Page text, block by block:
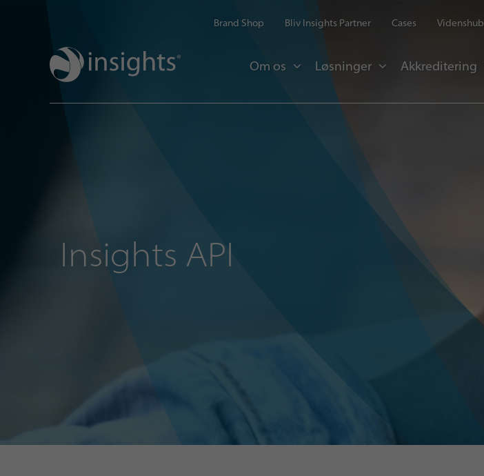
Brand Shop Bliv Insights Partner Cases Videnshub
Om os Løsninger Akkreditering
Insights API